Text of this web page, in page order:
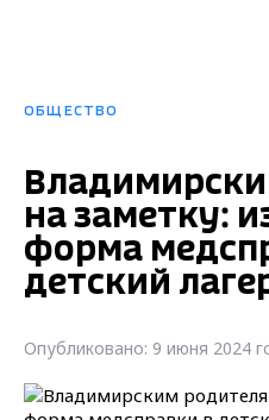
ОБЩЕСТВО
на заметку:
форма
детский
Опубликовано: 9 июня 2024